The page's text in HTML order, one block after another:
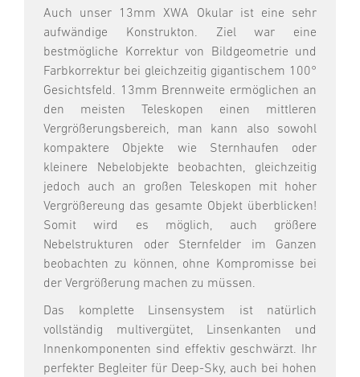
Auch unser 13mm XWA Okular ist eine sehr
aufwändige Konstrukton. Ziel war eine
bestmögliche Korrektur von Bildgeometrie und
Farbkorrektur bei gleichzeitig gigantischem 100°
Gesichtsfeld. 13mm Brennweite ermöglichen an
den meisten Teleskopen einen mittleren
Vergrößerungsbereich, man kann also sowohl
kompaktere Objekte wie Sternhaufen oder
kleinere Nebelobjekte beobachten, gleichzeitig
jedoch auch an großen Teleskopen mit hoher
Vergrößereung das gesamte Objekt überblicken!
Somit wird es möglich, auch größere
Nebelstrukturen oder Sternfelder im Ganzen
beobachten zu können, ohne Kompromisse bei
der Vergrößerung machen zu müssen.
Das komplette Linsensystem ist natürlich
vollständig multivergütet, Linsenkanten und
Innenkomponenten sind effektiv geschwärzt. Ihr
perfekter Begleiter für Deep-Sky, auch bei hohen